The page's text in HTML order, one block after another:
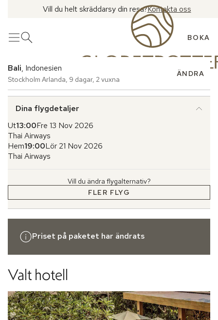
Vill du helt skräddarsy din resa?Kontakta oss
MenyÖppna sök BOKA
Bali, Indonesien
Stockholm Arlanda, 9 dagar, 2 vuxna
ÄNDRA
Dina flygdetaljer
Ut13:00Fre 13 Nov 2026
Thai Airways
Hem19:00Lör 21 Nov 2026
Thai Airways
Vill du ändra flygalternativ?
FLER FLYG
Priset på paketet har ändrats
Valt hotell